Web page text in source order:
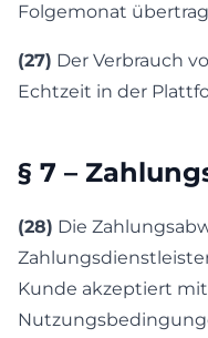
Folgemonat
(27) Der Verbrauch
Echtzeit in der
§ 7 –
(28) Die
Kunde akzeptiert